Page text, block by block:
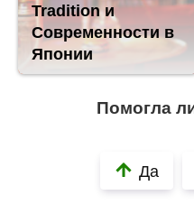
Tradition и
Современности в
Японии
Помогла
Да